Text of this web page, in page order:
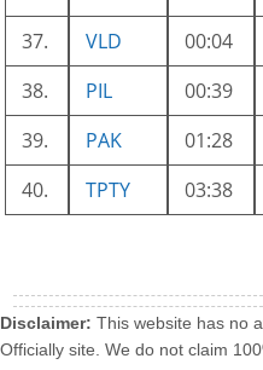
37.
VLD 00:04
38.
PIL 00:39
39.
PAK 01:28
40.
TPTY 03:38
Disclaimer: This website has no
Officially site. We do not claim